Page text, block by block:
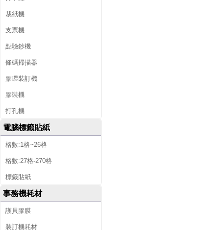
裁紙機
支票機
點驗鈔機
條碼掃描器
膠環裝訂機
膠裝機
打孔機
電腦標籤貼紙
格數:1格~26格
格數:27格-270格
標籤貼紙
事務機耗材
護貝膠膜
裝訂機耗材